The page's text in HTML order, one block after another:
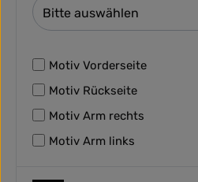
Motiv Vorderseite
Motiv Rückseite
Motiv Arm rechts
Motiv Arm links